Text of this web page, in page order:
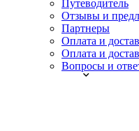
Путеводитель
Отзывы и
Партнеры
Оплата и
Оплата и
Вопросы и